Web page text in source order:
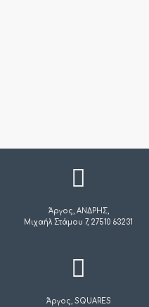
Άργος, ΑΝΔΡΗΣ,
Μιχαήλ Στάμου 7, 27510 63231
Άργος, SQUARES